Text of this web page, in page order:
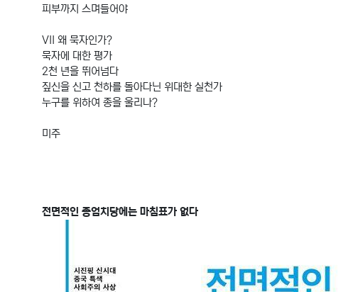
피부까지 스며들어야
VII 왜 묵자인가?
묵자에 대한 평가
2천 년을 뛰어넘다
짚신을 신고 천하를 돌아다닌 위대한 실천가
누구를 위하여 종을 울리나?
미주
전면적인 종엄치당에는 마침표가 없다